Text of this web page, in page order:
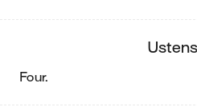
four.